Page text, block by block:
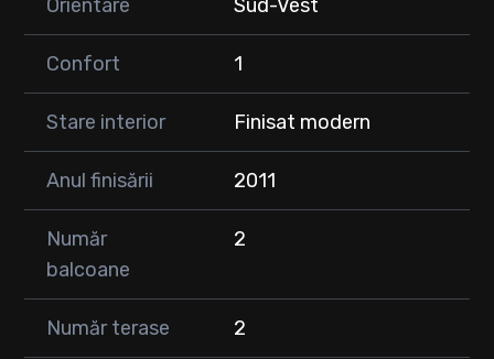
Orientare Sud-Vest
Confort 1
Stare interior Finisat modern
Anul finisării 2011
Număr
balcoane
2
Număr terase 2